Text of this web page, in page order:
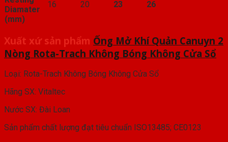
Diamater
(mm)
16 20 23 26
Xuất xứ sản phẩm Ống Mở Khí Quản Canuyn 2
Nòng Rota-Trach Không Bóng Không Cửa Sổ
Loại: Rota-Trach Không Bóng Không Cửa Sổ
Hãng SX: Vitaltec
Nước SX: Đài Loan
Sản phẩm chất lượng đạt tiêu chuẩn ISO13485; CE0123